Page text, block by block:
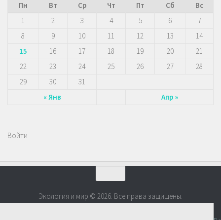
Пн
Вт Ср Чт Пт Сб Вс
« Янв Апр »
1 2 3 4 5 6
7
8
9 10 11 12 13
14
15
16 17 18 19 20
21
22
23 24 25 26 27
28
29
30 31
Войти
Экология и мир © 2026. Все права защищены.